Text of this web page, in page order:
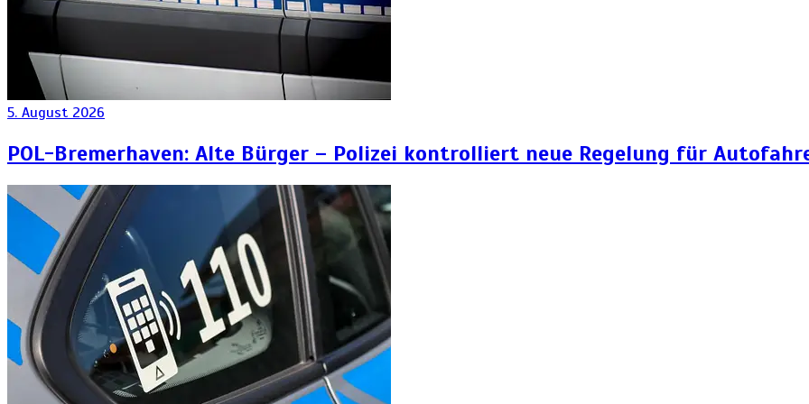
5. August 2026
POL-Bremerhaven: Alte Bürger – Polizei kontrolliert neue Regelung für